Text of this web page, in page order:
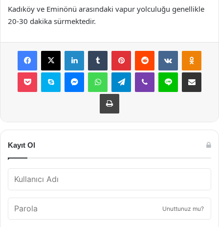
Kadıköy ve Eminönü arasındaki vapur yolculuğu genellikle
20-30 dakika sürmektedir.
Facebook
X LinkedInTumblr PinterestReddit VKontakte
Pocket Skype MessengerWhatsAppTelegramViber Line E-Posta ile
Yazdır
Kayıt Ol
Unuttunuz mu?